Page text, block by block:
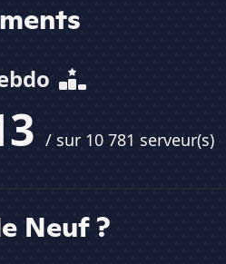
/ sur 10 781 serveur(s)
Neuf ?